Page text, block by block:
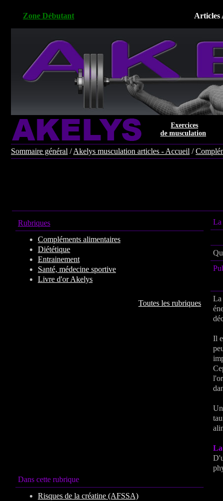
Zone Débutant Articles
Exercices
de musculation
Sommaire général /Akelys musculation articles - Accueil /
Rubriques
Compléments alimentaires
Diététique
Entrainement
Santé, médecine sportive
Livre d'or Akelys
Toutes les rubriques
Dans cette rubrique
Risques de la créatine (AFSSA)
La
La
Il
La